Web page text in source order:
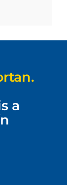
a